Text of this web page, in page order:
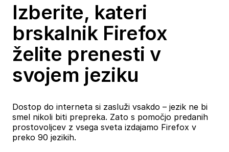
Izberite, kateri
brskalnik Firefox
želite prenesti v
svojem jeziku
Dostop do interneta si zasluži vsakdo – jezik ne bi
smel nikoli biti prepreka. Zato s pomočjo predanih
prostovoljcev z vsega sveta izdajamo Firefox v
preko 90 jezikih.